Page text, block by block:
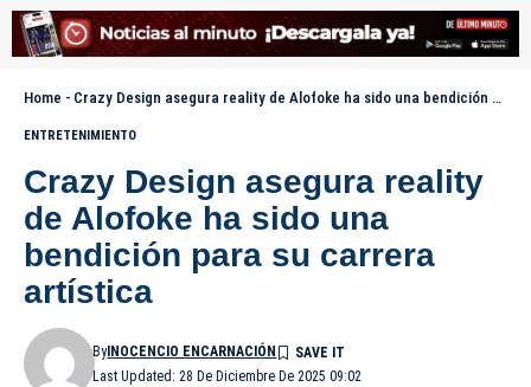
Home - Crazy Design asegura reality de Alofoke ha sido una bendición para su carrera artística
ENTRETENIMIENTO
Crazy Design asegura reality
de Alofoke ha sido una
bendición para su carrera
artística
Last Updated: 28 De Diciembre De 2025 09:02
ByINOCENCIO ENCARNACIÓN